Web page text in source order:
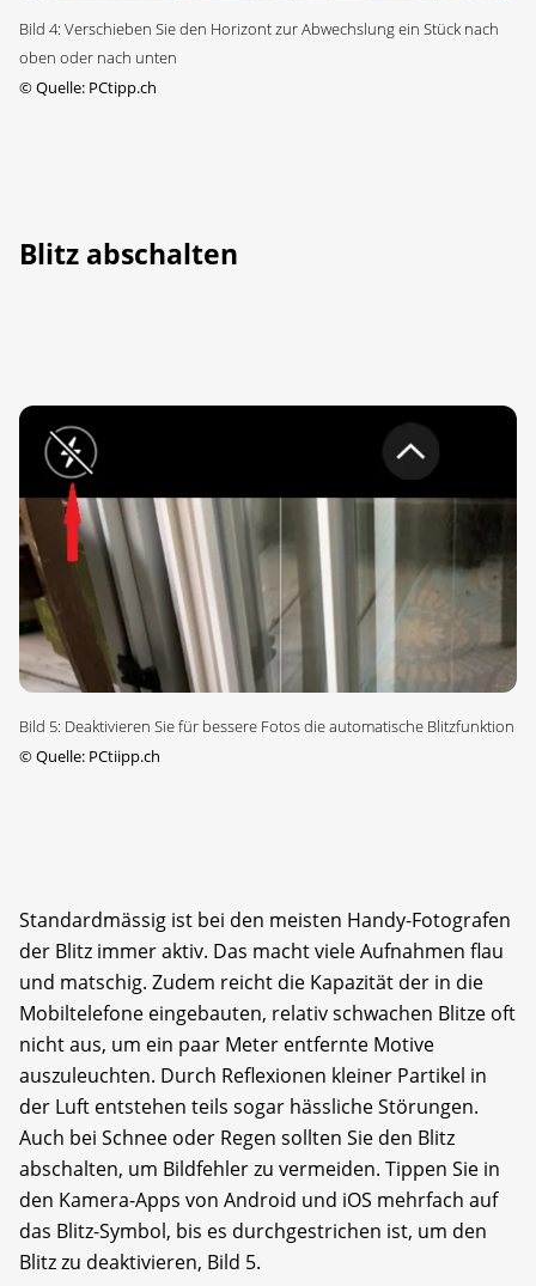
Bild 4: Verschieben Sie den Horizont zur Abwechslung ein Stück nach
oben oder nach unten
©Quelle: PCtipp.ch
Blitz abschalten
Bild 5: Deaktivieren Sie für bessere Fotos die automatische Blitzfunktion
©Quelle: PCtiipp.ch
Standardmässig ist bei den meisten Handy-Fotografen
der Blitz immer aktiv. Das macht viele Aufnahmen flau
und matschig. Zudem reicht die Kapazität der in die
Mobiltelefone eingebauten, relativ schwachen Blitze oft
nicht aus, um ein paar Meter entfernte Motive
auszuleuchten. Durch Reflexionen kleiner Partikel in
der Luft entstehen teils sogar hässliche Störungen.
Auch bei Schnee oder Regen sollten Sie den Blitz
abschalten, um Bildfehler zu vermeiden. Tippen Sie in
den Kamera-Apps von Android und iOS mehrfach auf
das Blitz-Symbol, bis es durchgestrichen ist, um den
Blitz zu deaktivieren, Bild 5.